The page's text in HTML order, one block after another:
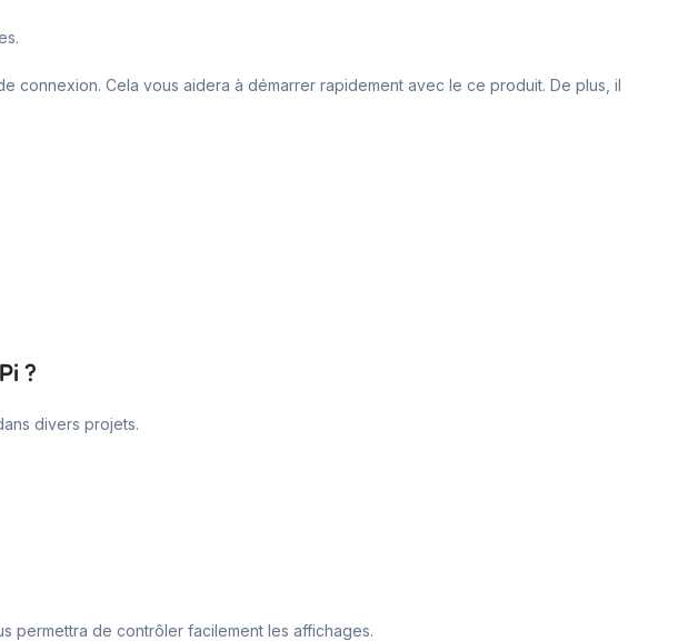
Cela vous aidera à démarrer rapidement avec le ce produit. De plus, il
?
divers projets.
permettra de contrôler facilement les affichages.